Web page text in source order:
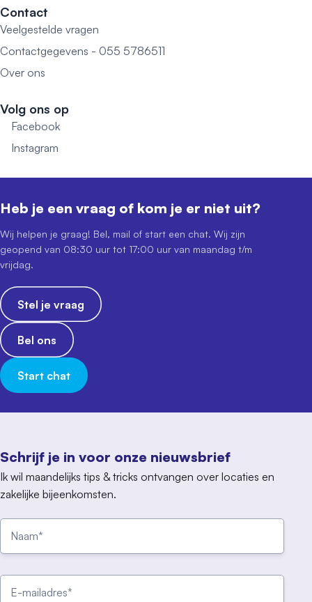
Contact
Veelgestelde vragen
Contactgegevens - 055 5786511
Over ons
Volg ons op
Facebook
Instagram
Schrijf je in voor onze nieuwsbrief
Ik wil maandelijks tips & tricks ontvangen over locaties en
zakelijke bijeenkomsten.
Heb je een vraag of kom je er niet uit?
Wij helpen je graag! Bel, mail of start een chat. Wij zijn
geopend van 08:30 uur tot 17:00 uur van maandag t/m
vrijdag.
Stel je vraag
Bel ons
Start chat